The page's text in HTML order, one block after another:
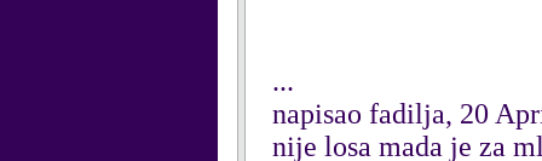
...
napisao fadilja, 20
nije losa mada je za